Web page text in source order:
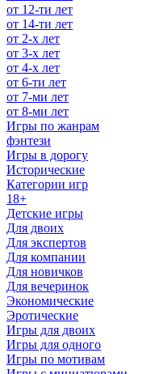
от 12-ти лет
от 14-ти лет
от 2-х лет
от 3-х лет
от 4-х лет
от 6-ти лет
от 7-ми лет
от 8-ми лет
Игры по жанрам
фэнтези
Игры в дорогу
Исторические
Категории игр
18+
Детские игры
Для двоих
Для экспертов
Для компании
Для новичков
Для вечеринок
Экономические
Эротические
Игры для двоих
Игры для одного
Игры по мотивам